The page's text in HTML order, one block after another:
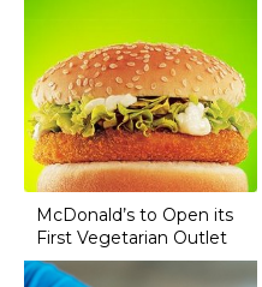
McDonald’s to Open its
First Vegetarian Outlet